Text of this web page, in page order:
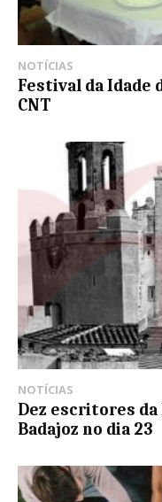
NOTÍCIAS
Festival da Idade
CNT
NOTÍCIAS
Dez escritores da
Badajoz no dia 23